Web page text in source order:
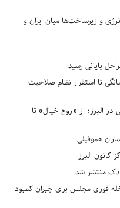
و زیرساخت‌ها میان ایران و
پایانی رسید
تا استقرار نظام صلاحیت
البرز؛ از «روح خیال» تا
منتشر شد
فوری مجلس برای جبران کمبود